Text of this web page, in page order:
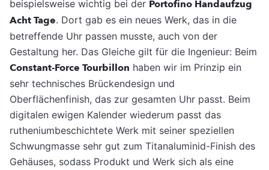
beispielsweise wichtig bei der Portofino Handaufzug
Acht Tage. Dort gab es ein neues Werk, das in die
betreffende Uhr passen musste, auch von der
Gestaltung her. Das Gleiche gilt für die Ingenieur: Beim
Constant-Force Tourbillon haben wir im Prinzip ein
sehr technisches Brückendesign und
Oberflächenfinish, das zur gesamten Uhr passt. Beim
digitalen ewigen Kalender wiederum passt das
rutheniumbeschichtete Werk mit seiner speziellen
Schwungmasse sehr gut zum Titanaluminid-Finish des
Gehäuses, sodass Produkt und Werk sich als eine